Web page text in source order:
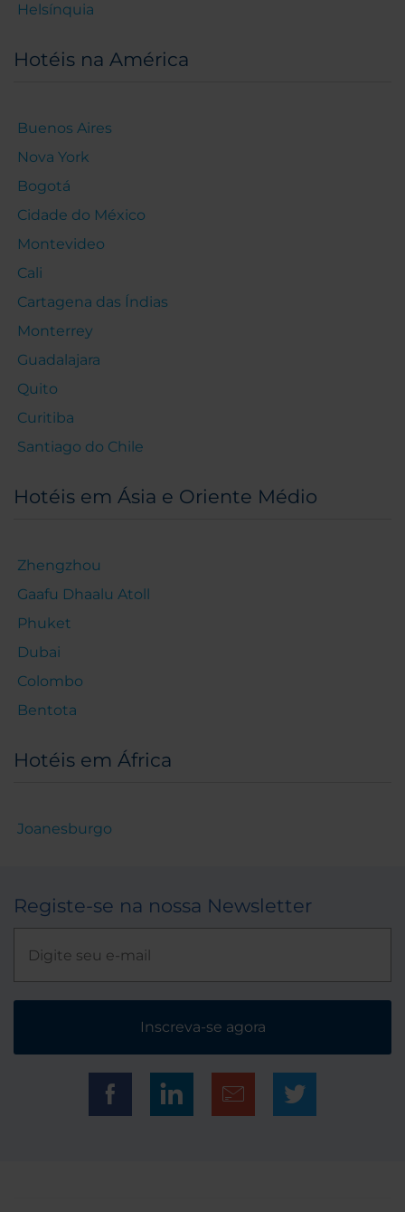
Helsínquia
Hotéis na América
Buenos Aires
Nova York
Bogotá
Cidade do México
Montevideo
Cali
Cartagena das Índias
Monterrey
Guadalajara
Quito
Curitiba
Santiago do Chile
Hotéis em Ásia e Oriente Médio
Zhengzhou
Gaafu Dhaalu Atoll
Phuket
Dubai
Colombo
Bentota
Hotéis em África
Joanesburgo
Registe-se na nossa Newsletter
Inscreva-se agora